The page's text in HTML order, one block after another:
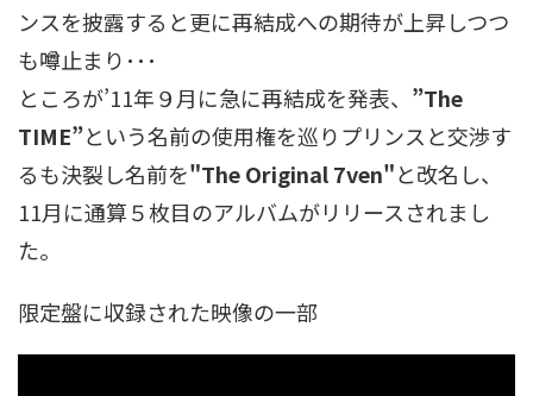
ンスを披露すると更に再結成への期待が上昇しつつ
も噂止まり･･･
ところが’11年９月に急に再結成を発表、 ”The
TIME”という名前の使用権を巡りプリンスと交渉す
るも決裂し名前を"The Original 7ven"と改名し、
11月に通算５枚目のアルバムがリリースされまし
た。
限定盤に収録された映像の一部